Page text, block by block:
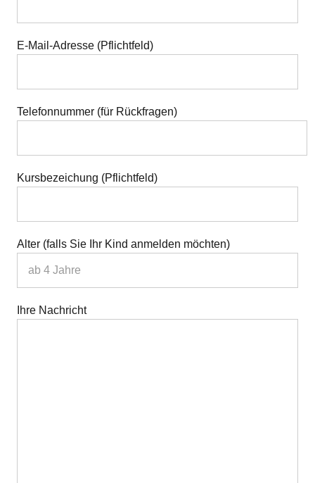
E-Mail-Adresse (Pflichtfeld)
Telefonnummer (für Rückfragen)
Kursbezeichung (Pflichtfeld)
Alter (falls Sie Ihr Kind anmelden möchten)
Ihre Nachricht